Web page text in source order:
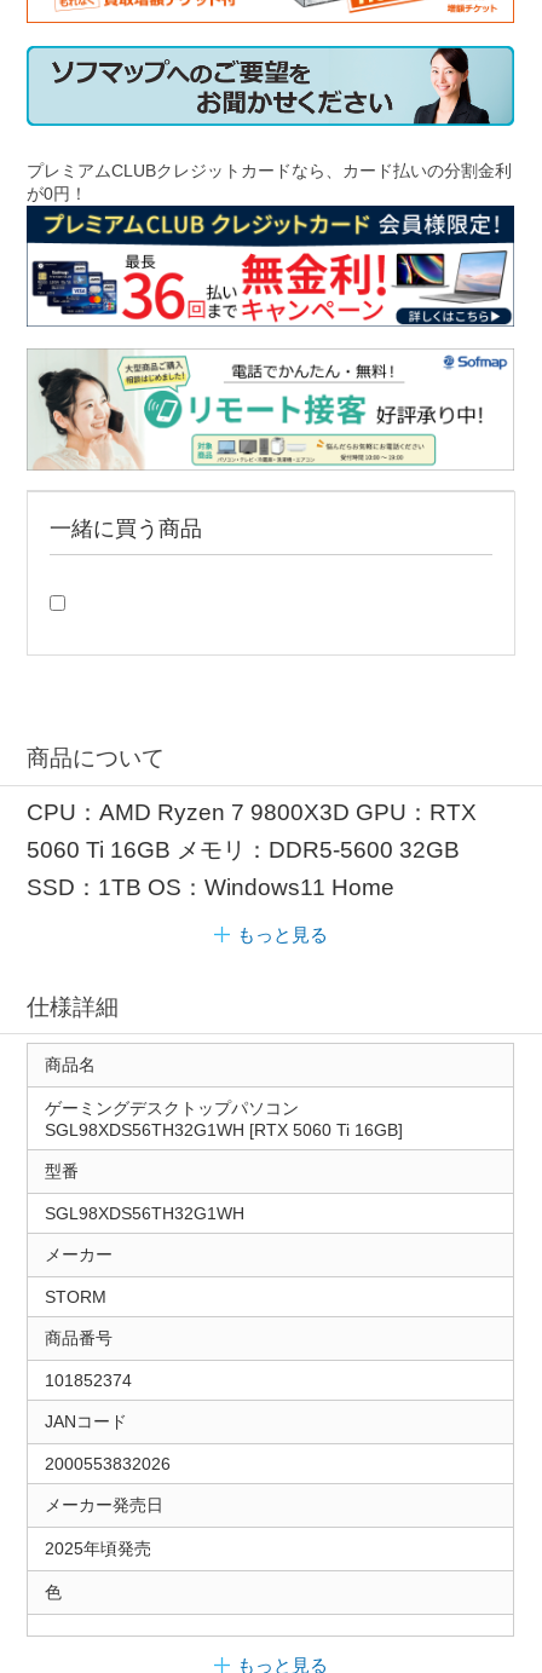
プレミアムCLUBクレジットカードなら、カード払いの分割金利
が0円！
一緒に買う商品
商品について
CPU：AMD Ryzen 7 9800X3D GPU：RTX
5060 Ti 16GB メモリ：DDR5-5600 32GB
SSD：1TB OS：Windows11 Home
もっと見る
仕様詳細
商品名
ゲーミングデスクトップパソコン
SGL98XDS56TH32G1WH [RTX 5060 Ti 16GB]
型番
SGL98XDS56TH32G1WH
メーカー
STORM
商品番号
101852374
JANコード
2000553832026
メーカー発売日
2025年頃発売
色
もっと見る